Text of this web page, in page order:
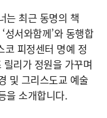
는 최근 동명의 책
성서와함께’와 동행합
코 피정센터 명예 정
리가 정원을 가꾸며
및 그리스도교 예술
을 소개합니다.